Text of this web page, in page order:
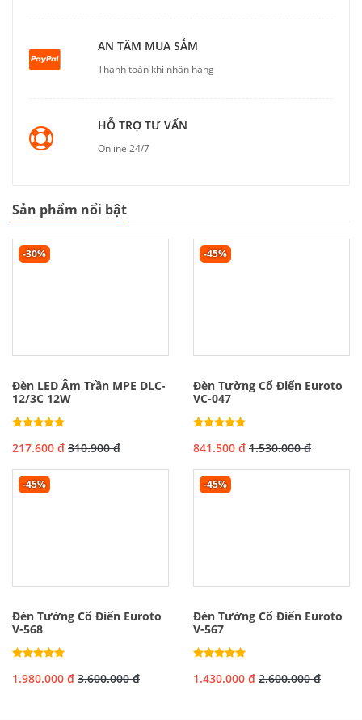
AN TÂM MUA SẮM
Thanh toán khi nhận hàng
HỖ TRỢ TƯ VẤN
Online 24/7
Sản phẩm nổi bật
-30%
Đèn LED Âm Trần MPE DLC-
12/3C 12W
217.600 đ 310.900 đ
-45%
Đèn Tường Cổ Điển Euroto
VC-047
841.500 đ 1.530.000 đ
-45%
Đèn Tường Cổ Điển Euroto
V-568
1.980.000 đ 3.600.000 đ
-45%
Đèn Tường Cổ Điển Euroto
V-567
1.430.000 đ 2.600.000 đ